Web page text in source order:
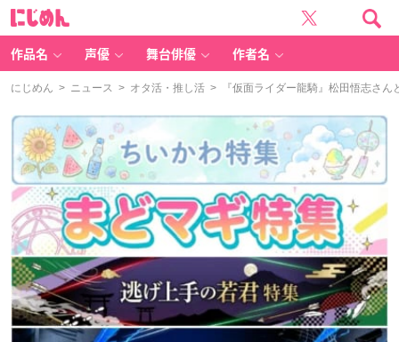
作品名 声優 舞台俳優 作者名
にじめん > ニュース > オタ活・推し活 > 『仮面ライダー龍騎』松田悟志さん